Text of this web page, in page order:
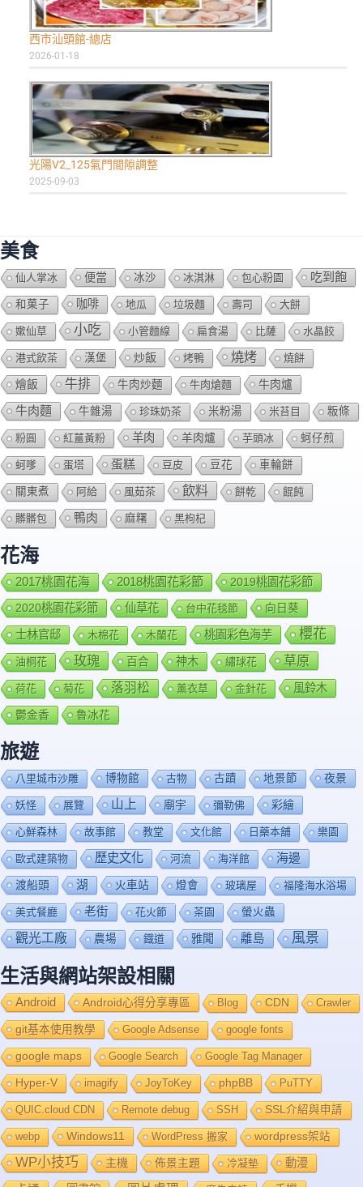
西市汕頭館-總店
2026-01-18
光陽V2_125氣門間隙調整
2025-09-03
美食
仙人掌冰 便當 冰沙 冰淇淋 包心粉園 吃到飽
和菓子 咖啡 地瓜 垃圾麵 壽司 大餅
嫰仙草 小吃 小管麵線 扁食湯 比薩 水晶餃
港式飲茶 漢堡 炒飯 烤鴨 燒烤 燒餅
燴飯 牛排 牛肉炒麵 牛肉熗麵 牛肉爐
牛肉麵 牛雜湯 珍珠奶茶 米粉湯 米苔目 粄條
粉圓 紅薑黃粉 羊肉 羊肉爐 芋頭冰 蚵仔煎
蚵嗲 蛋塔 蛋糕 豆皮 豆花 車輪餅
關東煮 阿給 風茹茶 飲料 餅乾 餛飩
髒髒包 鴨肉 麻糬 黑枸杞
花海
2017桃園花海 2018桃園花彩節
2019桃園花彩節
2020桃園花彩節
仙草花 台中花毯節 向日葵
士林官邸 木棉花 木蘭花 桃園彩色海芋 櫻花
油桐花 玫瑰 百合 神木 繡球花 草原
荷花 菊花 落羽松 薰衣草 金針花 風鈴木
鬱金香 魯冰花
旅遊
八里城市沙雕 博物館 古物 古蹟 地景節 夜景
妖怪 展覽 山上 廟宇 彌勒佛 彩繪
心鮮森林 故事館 教堂 文化館 日藥本舖 樂園
歐式建築物 歷史文化 河流 海洋館 海邊
渡船頭 湖 火車站 燈會 玻璃屋 福隆海水浴場
美式餐廳 老街 花火節 茶園 螢火蟲
觀光工廠 農場 鐡道 雅聞 離島 風景
生活與網站架設相關
Android Android心得分享專區 Blog CDN Crawler
git基本使用教學 Google Adsense google fonts
google maps Google Search Google Tag Manager
Hyper-V imagify JoyToKey phpBB PuTTY
QUIC.cloud CDN Remote debug SSH SSL介紹與申請
webp Windows11 WordPress 搬家 wordpress架站
WP小技巧 主機 佈景主題 冷凝墊 動漫